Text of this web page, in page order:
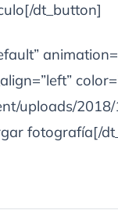
dt_button]
uploads/
fotografía[/